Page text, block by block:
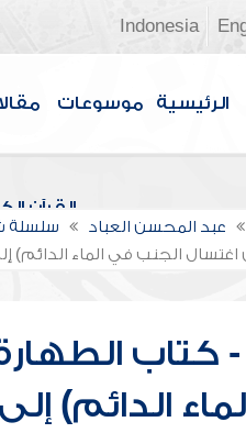
Indonesia
الرئيسية موسوعات
القرآن
عبد المحسن العباد سلسلة
الجنب في الماء الدائم)
كتاب
الدائم)